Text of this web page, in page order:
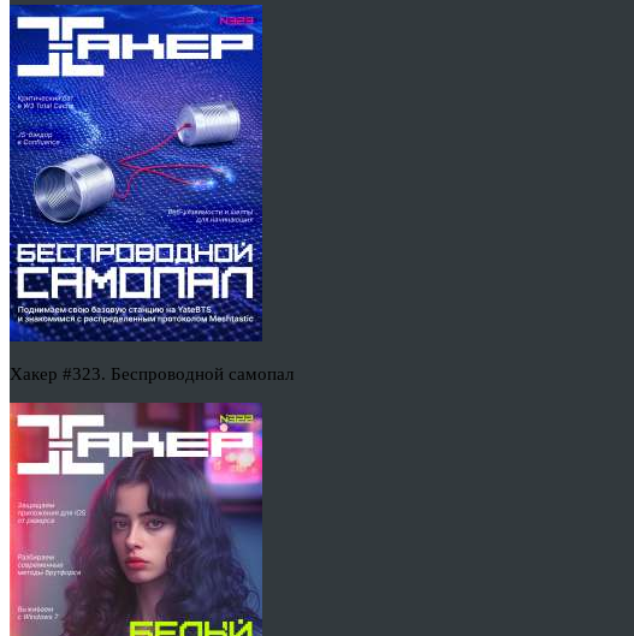
Хакер #323. Беспроводной самопал